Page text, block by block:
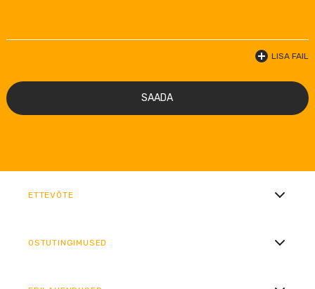
LISA FAIL
SAADA
ETTEVÕTE
OSTUTINGIMUSED